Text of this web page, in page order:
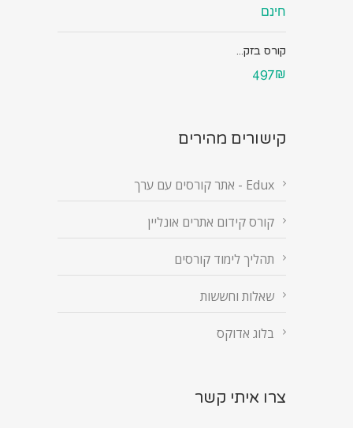
חינם
קורס בזק...
497₪
קישורים מהירים
Edux - אתר קורסים עם ערך
קורס קידום אתרים אונליין
תהליך לימוד קורסים
שאלות וחששות
בלוג אדוקס
צרו איתי קשר